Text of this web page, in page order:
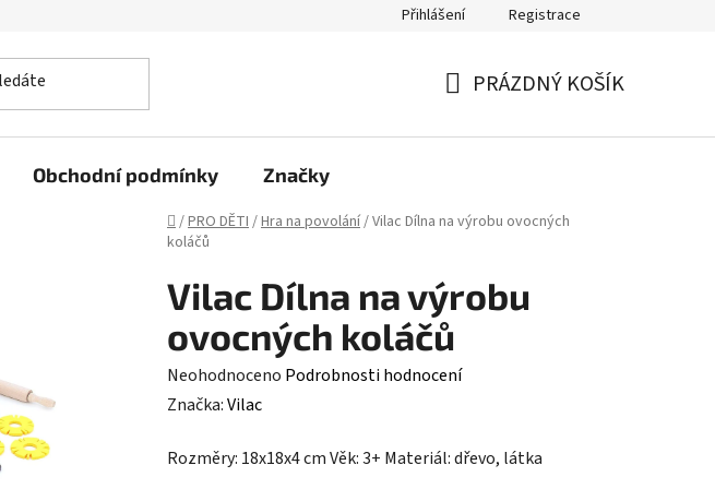
Přihlášení Registrace
PRÁZDNÝ KOŠÍK
Obchodní podmínky Značky
Domů
/PRO DĚTI/Hra na povolání/Vilac Dílna na výrobu ovocných
koláčů
Vilac Dílna na výrobu
ovocných koláčů
Průměrné
hodnocení
je
Neohodnoceno Podrobnosti hodnocení
Značka:Vilac
Rozměry: 18x18x4 cm Věk: 3+ Materiál: dřevo, látka